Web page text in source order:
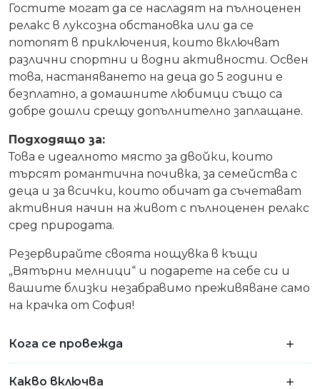
Гостите могат да се насладят на пълноценен
релакс в луксозна обстановка или да се
потопят в приключения, които включват
различни спортни и водни активности. Освен
това, настаняването на деца до 5 години е
безплатно, а домашните любимци също са
добре дошли срещу допълнително заплащане.
Подходящо за:
Това е идеалното място за двойки, които
търсят романтична почивка, за семейства с
деца и за всички, които обичат да съчетават
активния начин на живот с пълноценен релакс
сред природата.
Резервирайте своята нощувка в къщи
„Вятърни мелници“ и подарете на себе си и
вашите близки незабравимо преживяване само
на крачка от София!
Кога се провежда
Какво включва